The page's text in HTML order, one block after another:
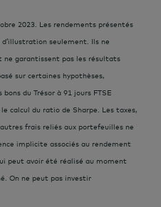
2023. Les rendements présentés
seulement. Ils ne
ne garantissent pas les résultats
sur certaines hypothèses,
du Trésor à 91 jours FTSE
calcul du ratio de Sharpe. Les taxes,
frais reliés aux portefeuilles ne
implicite associés au rendement
peut avoir été réalisé au moment
On ne peut pas investir